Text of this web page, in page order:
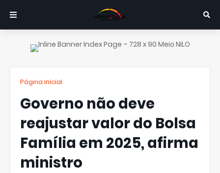
Página inicial
Governo não deve
reajustar valor do Bolsa
Família em 2025, afirma
ministro